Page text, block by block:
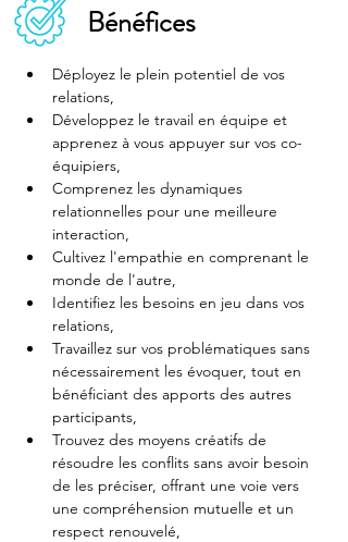
Bénéfices
Déployez le plein potentiel de vos
relations,
Développez le travail en équipe et
apprenez à vous appuyer sur vos co-
équipiers,
Comprenez les dynamiques
relationnelles pour une meilleure
interaction,
Cultivez l'empathie en comprenant le
monde de l'autre,
Identifiez les besoins en jeu dans vos
relations,
Travaillez sur vos problématiques sans
nécessairement les évoquer, tout en
bénéficiant des apports des autres
participants,
Trouvez des moyens créatifs de
résoudre les conflits sans avoir besoin
de les préciser, offrant une voie vers
une compréhension mutuelle et un
respect renouvelé,